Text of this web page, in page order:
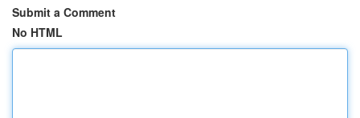
Submit a Comment
No HTML